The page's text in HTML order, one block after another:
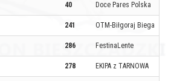
40 Doce Pares Polska
241 OTM-Biłgoraj Biega
286 FestinaLente
278 EKIPA z TARNOWA